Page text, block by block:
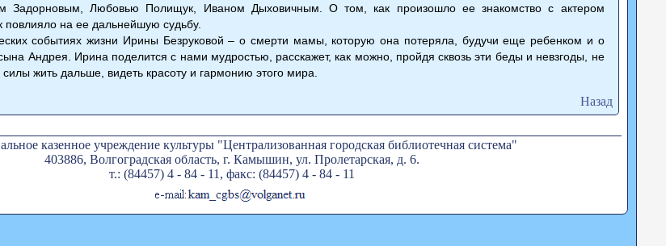
Задорновым, Любовью Полищук, Иваном Дыховичным. О том, как произошло ее знакомство с актером
повлияло на ее дальнейшую судьбу.
событиях жизни Ирины Безруковой – о смерти мамы, которую она потеряла, будучи еще ребенком и о
Андрея. Ирина поделится с нами мудростью, расскажет, как можно, пройдя сквозь эти беды и невзгоды, не
жить дальше, видеть красоту и гармонию этого мира.
Назад
казенное учреждение культуры "Централизованная городская библиотечная система"
403886, Волгоградская область, г. Камышин, ул. Пролетарская, д. 6.
т.: (84457) 4 - 84 - 11, факс: (84457) 4 - 84 - 11